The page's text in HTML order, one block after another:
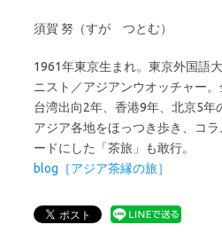
須賀 努（すが つとむ）
1961年東京生まれ。東京外国語
ニスト／アジアンウオッチャー。
台湾出向2年、香港9年、北京5年
アジア各地をほっつき歩き、コ
ードにした「茶旅」も敢行。
blog［アジア茶縁の旅］